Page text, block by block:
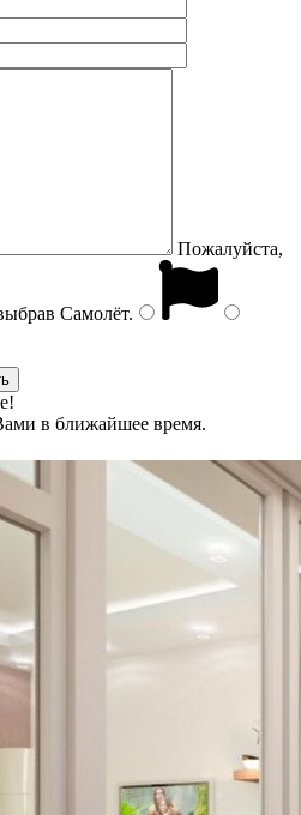
Пожалуйста,
Самолёт.
в ближайшее время.